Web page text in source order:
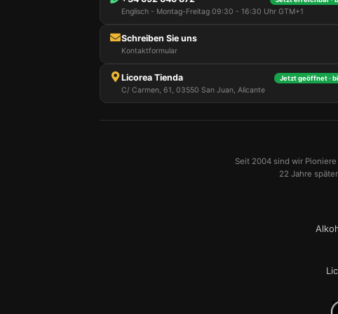
Englisch - Montag-Freitag 09:30 - 16:30 Uhr GTM+1
Schreiben Sie uns
Kontaktformular
Licorea Tienda Jetzt geöffnet ·
C/ Carmen, 61, 03550 San Juan, Alicante
Seit 2004 sind wir
22 Jahre